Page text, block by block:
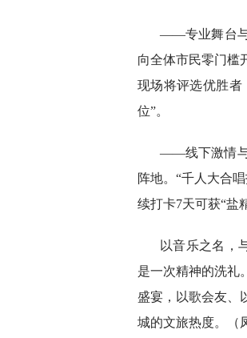
——专业舞台与
向全体市民零门槛
现场将评选优胜者
位”。
——线下激情与
阵地。“千人大合
续打卡7天可获“盐
以音乐之名，
是一次精神的洗礼
盛宴，以歌会友、
城的文旅热度。（